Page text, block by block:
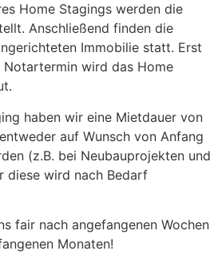
Home Stagings werden die
Anschließend finden die
Immobilie statt. Erst
wird das Home
haben wir eine Mietdauer von
auf Wunsch von Anfang
(z.B. bei Neubauprojekten und
diese wird nach Bedarf
fair nach angefangenen Wochen
Monaten!